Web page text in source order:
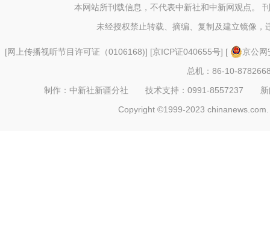
本网站所刊载信息，不代表中新社和中新网观点。
未经授权禁止转载、摘编、复制及建立镜像，
[网上传播视听节目许可证（0106168)] [京ICP证040655号] [
京公
总机：86-10-
制作：中新社新疆分社 技术支持：0991-8557237
Copyright ©1999-2023